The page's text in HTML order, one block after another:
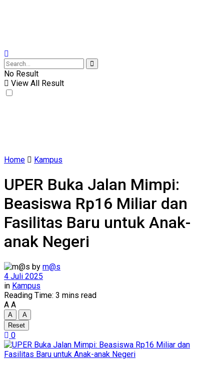
No Result
View All Result
Home Kampus
UPER Buka Jalan Mimpi:
Beasiswa Rp16 Miliar dan
Fasilitas Baru untuk Anak-
anak Negeri
by m@s
4 Juli 2025
in Kampus
Reading Time: 3 mins read
A A
A
A
Reset
0